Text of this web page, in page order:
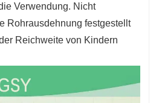
Verwendung. Nicht
Rohrausdehnung festgestellt
Reichweite von Kindern